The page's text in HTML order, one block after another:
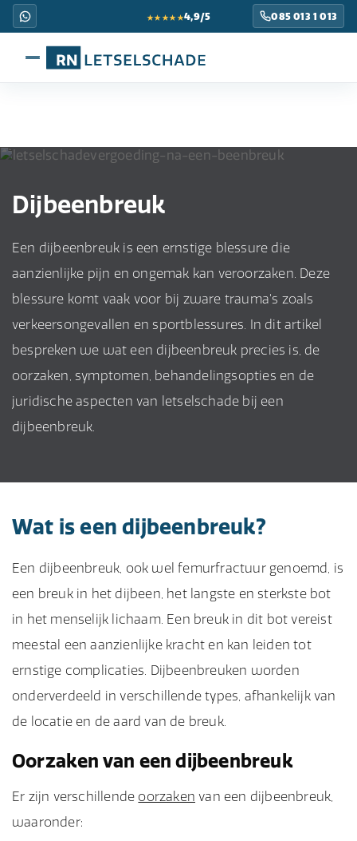
★★★★★4,9/5 085 013 1 013
Dijbeenbreuk
Een dijbeenbreuk is een ernstige blessure die
aanzienlijke pijn en ongemak kan veroorzaken. Deze
blessure komt vaak voor bij zware trauma's zoals
verkeersongevallen en sportblessures. In dit artikel
bespreken we wat een dijbeenbreuk precies is, de
oorzaken, symptomen, behandelingsopties en de
juridische aspecten van letselschade bij een
dijbeenbreuk.
Wat is een dijbeenbreuk?
Een dijbeenbreuk, ook wel femurfractuur genoemd, is
een breuk in het dijbeen, het langste en sterkste bot
in het menselijk lichaam. Een breuk in dit bot vereist
meestal een aanzienlijke kracht en kan leiden tot
ernstige complicaties. Dijbeenbreuken worden
onderverdeeld in verschillende types, afhankelijk van
de locatie en de aard van de breuk.
Oorzaken van een dijbeenbreuk
Er zijn verschillende oorzaken van een dijbeenbreuk,
waaronder: